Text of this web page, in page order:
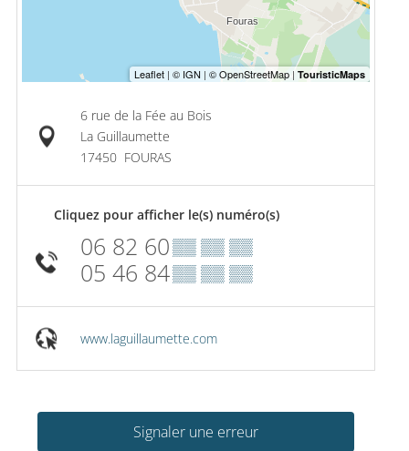
6 rue de la Fée au Bois
La Guillaumette
17450 FOURAS
Cliquez pour afficher le(s) numéro(s)
06 82 60▒▒ ▒▒ ▒▒
05 46 84▒▒ ▒▒ ▒▒
www.laguillaumette.com
Signaler une erreur